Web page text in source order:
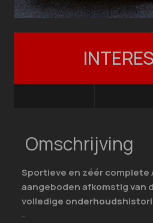
Omschrijving
Sportieve en zéér complete
aangeboden afkomstig van
volledige
-